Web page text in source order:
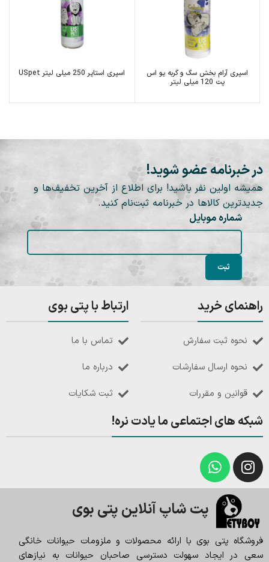
اسپری آرام بخش سگ و گربه یو اس
پت 120 میلی لیتر
اسپری استاپر 250 میلی لیتر USpet
در خبرنامه عضو شوید!
همیشه اولین نفر باشید! برای اطلاع از آخرین تخفیف‌ها و
جدیدترین کالاها در خبرنامه ثبت‌نام کنید.
شماره موبایل
راهنمای خرید
نحوه ثبت سفارش
نحوه ارسال سفارشات
قوانین و مقررات
ارتباط با پتی بوی
تماس با ما
درباره ما
ثبت شکایات
شبکه های اجتماعی ما یادت نره!
پت شاپ آنلاین پتی بوی
فروشگاه پتی بوی با ارائه محصولات و ملزومات حیوانات خانگی
سعی در ایجاد سهولت دسترسی صاحبان حیوانات به نیازهای